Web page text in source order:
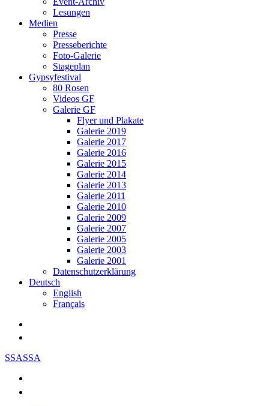
Lesungen
Medien
Presse
Presseberichte
Foto-Galerie
Stageplan
Gypsyfestival
80 Rosen
Videos GF
Galerie GF
Flyer und Plakate
Galerie 2019
Galerie 2017
Galerie 2016
Galerie 2015
Galerie 2014
Galerie 2013
Galerie 2011
Galerie 2010
Galerie 2009
Galerie 2007
Galerie 2005
Galerie 2003
Galerie 2001
Datenschutzerklärung
Deutsch
English
Français
SSASSA